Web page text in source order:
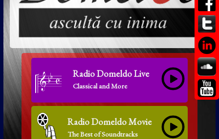
Radio Domeldo Live
Classical and More
Radio Domeldo Movie
The Best of Soundtracks